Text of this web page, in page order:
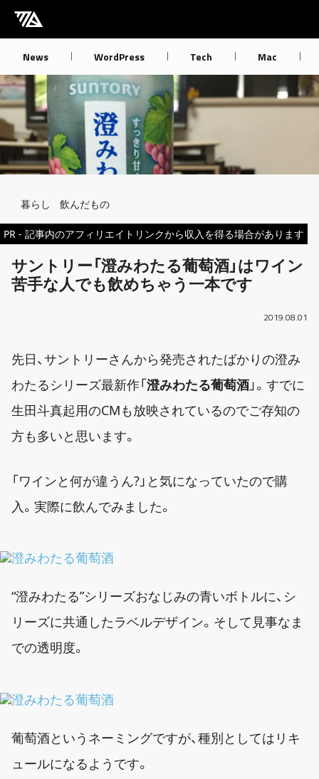
[M] mbdb [モバデビ]
News WordPress Tech Mac
Breadcrumb
暮らし 飲んだもの
PR - 記事内のアフィリエイトリンクから収入を得る場合があります
サントリー「澄みわたる葡萄酒」はワイン
苦手な人でも飲めちゃう一本です
2019.08.01
先日、サントリーさんから発売されたばかりの澄み
わたるシリーズ最新作「澄みわたる葡萄酒」。すでに
生田斗真起用のCMも放映されているのでご存知の
方も多いと思います。
「ワインと何が違うん?」と気になっていたので購
入。実際に飲んでみました。
“澄みわたる”シリーズおなじみの青いボトルに、シ
リーズに共通したラベルデザイン。そして見事なま
での透明度。
葡萄酒というネーミングですが、種別としてはリキ
ュールになるようです。